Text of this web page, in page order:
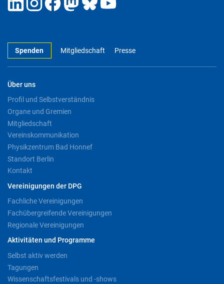
Spenden Mitgliedschaft Presse
Über uns
Profil und Selbstverständnis
Organe und Gremien
Mitgliedschaft
Vereinskommunikation
Physikzentrum Bad Honnef
Standort Berlin
Kontakt
Vereinigungen der DPG
Fachliche Vereinigungen
Fachübergreifende Vereinigungen
Regionale Vereinigungen
Aktivitäten und Programme
Selbst aktiv werden
Tagungen
Wissenschaftsfestivals und -shows